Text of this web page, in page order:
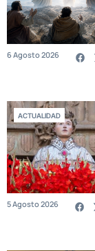
6 Agosto 2026
ACTUALIDAD
5 Agosto 2026